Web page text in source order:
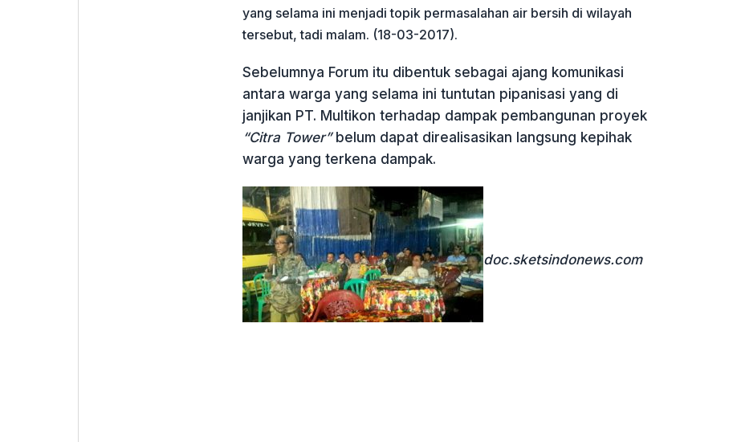
yang selama ini menjadi topik permasalahan air bersih di wilayah
tersebut, tadi malam. (18-03-2017).
Sebelumnya Forum itu dibentuk sebagai ajang komunikasi
antara warga yang selama ini tuntutan pipanisasi yang di
janjikan PT. Multikon terhadap dampak pembangunan proyek
“Citra Tower”belum dapat direalisasikan langsung kepihak
warga yang terkena dampak.
doc.sketsindonews.com